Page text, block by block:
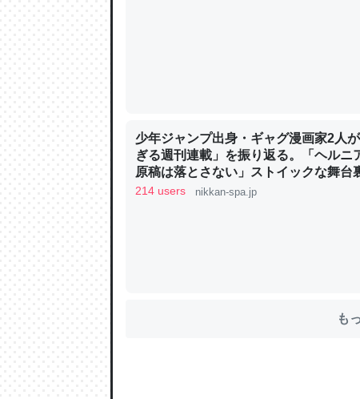
ウチもEchoを実家に置いて４年。でた
れ見て生きてるなって分かる。
─たまにLINEするくらいだった遠方の父67歳と
た｜tayorini by LIFULL介護
ちょうど同じ理由でEcho Show 8を設定
を実質100倍以上に伸ばす効果があるは
少年ジャンプ出身・ギャグ漫画家2人
ぎる週刊連載」を振り返る。「ヘルニ
原稿は落とさない」ストイックな舞台
214 users nikkan-spa.jp
も